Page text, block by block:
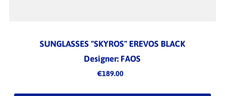
SUNGLASSES "SKYROS" EREVOS BLACK
Designer: FAOS
€189.00